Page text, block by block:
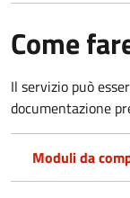
Come
Il servizio può
documentazione
Moduli da